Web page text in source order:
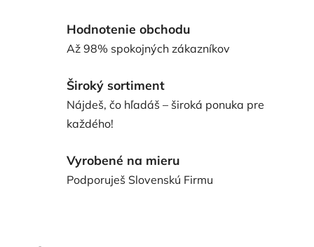
Hodnotenie obchodu
Až 98% spokojných zákazníkov
Široký sortiment
Nájdeš, čo hľadáš – široká ponuka pre
každého!
Vyrobené na mieru
Podporuješ Slovenskú Firmu